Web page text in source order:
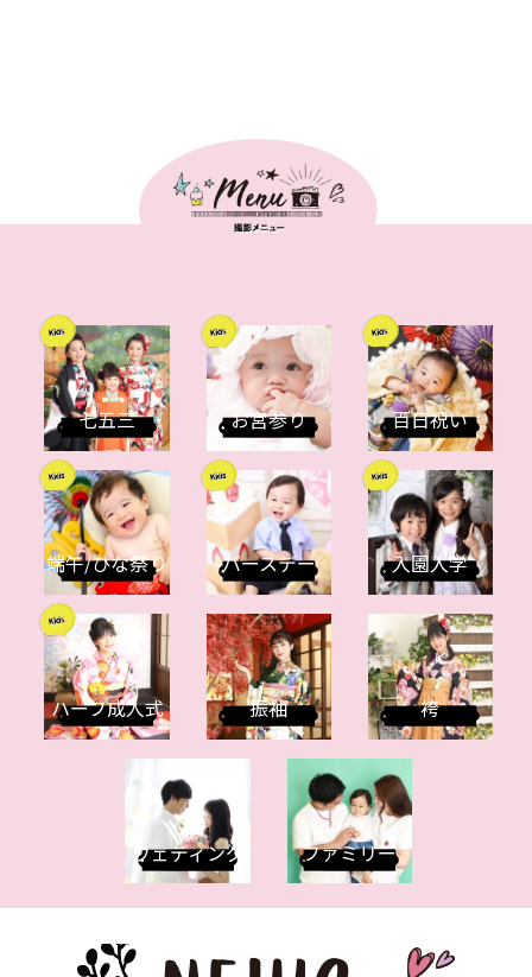
七五三 お宮参り 百日祝い
端午/ひな祭り バースデー 入園入学
ハーフ成人式 振袖 袴
ウェディング ファミリー